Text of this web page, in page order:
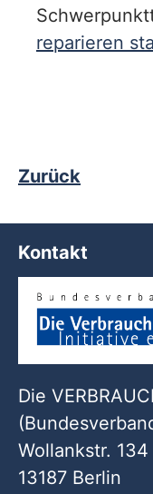
reparieren
Zurück
Kontakt
Die
Wollankstr. 134
13187 Berlin